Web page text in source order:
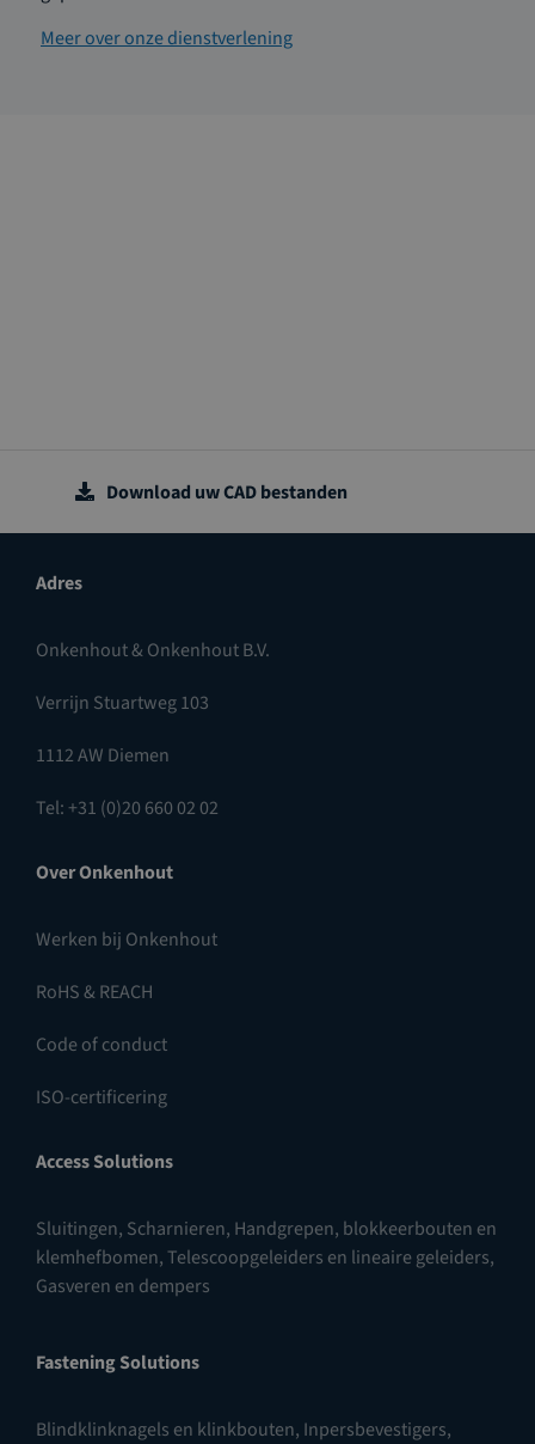
Meer over onze dienstverlening
Download uw CAD bestanden
Adres
Onkenhout & Onkenhout B.V.
Verrijn Stuartweg 103
1112 AW Diemen
Tel: +31 (0)20 660 02 02
Over Onkenhout
Werken bij Onkenhout
RoHS & REACH
Code of conduct
ISO-certificering
Access Solutions
Sluitingen, Scharnieren, Handgrepen, blokkeerbouten en
klemhefbomen,Telescoopgeleiders en lineaire geleiders,
Gasveren en dempers
Fastening Solutions
Blindklinknagels en klinkbouten, Inpersbevestigers,